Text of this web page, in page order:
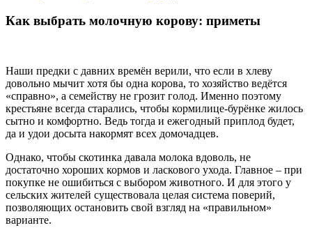
Как выбрать молочную корову: приметы
Наши предки с давних времён верили, что если в хлеву
довольно мычит хотя бы одна корова, то хозяйство ведётся
«справно», а семейству не грозит голод. Именно поэтому
крестьяне всегда старались, чтобы кормилице-бурёнке жилось
сытно и комфортно. Ведь тогда и ежегодный приплод будет,
да и удои досыта накормят всех домочадцев.
Однако, чтобы скотинка давала молока вдоволь, не
достаточно хороших кормов и ласкового ухода. Главное – при
покупке не ошибиться с выбором животного. И для этого у
сельских жителей существовала целая система поверий,
позволяющих остановить свой взгляд на «правильном»
варианте.